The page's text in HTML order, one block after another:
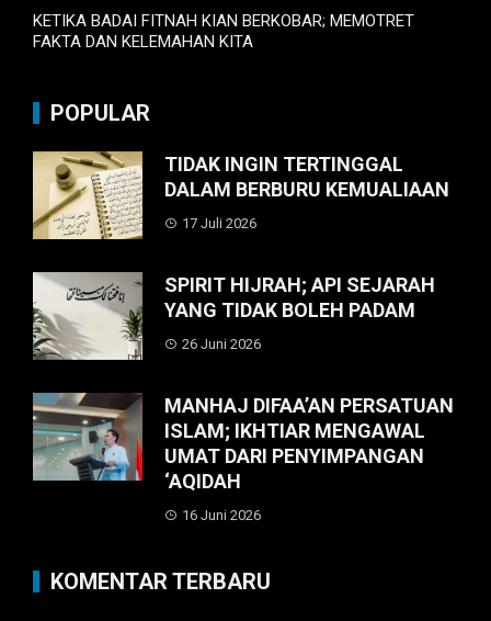
KETIKA BADAI FITNAH KIAN BERKOBAR; MEMOTRET
FAKTA DAN KELEMAHAN KITA
POPULAR
TIDAK INGIN TERTINGGAL
DALAM BERBURU KEMUALIAAN
17 Juli 2026
SPIRIT HIJRAH; API SEJARAH
YANG TIDAK BOLEH PADAM
26 Juni 2026
MANHAJ DIFAA’AN PERSATUAN
ISLAM; IKHTIAR MENGAWAL
UMAT DARI PENYIMPANGAN
‘AQIDAH
16 Juni 2026
KOMENTAR TERBARU